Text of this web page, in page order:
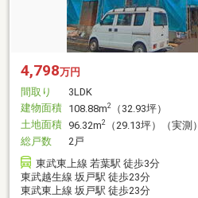
4,798万円
間取り
3LDK
建物面積 108.88m2
（32.93坪）
土地面積 96.32m2
（29.13坪）（実測）
総戸数
2戸
東武東上線 若葉駅 徒歩3分
東武越生線 坂戸駅 徒歩23分
東武東上線 坂戸駅 徒歩23分